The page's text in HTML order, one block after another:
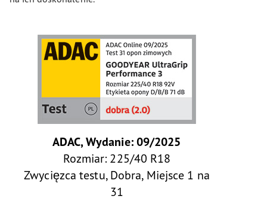
ADAC, Wydanie: 09/2025
Rozmiar: 225/40 R18
Zwycięzca testu, Dobra, Miejsce 1 na
31